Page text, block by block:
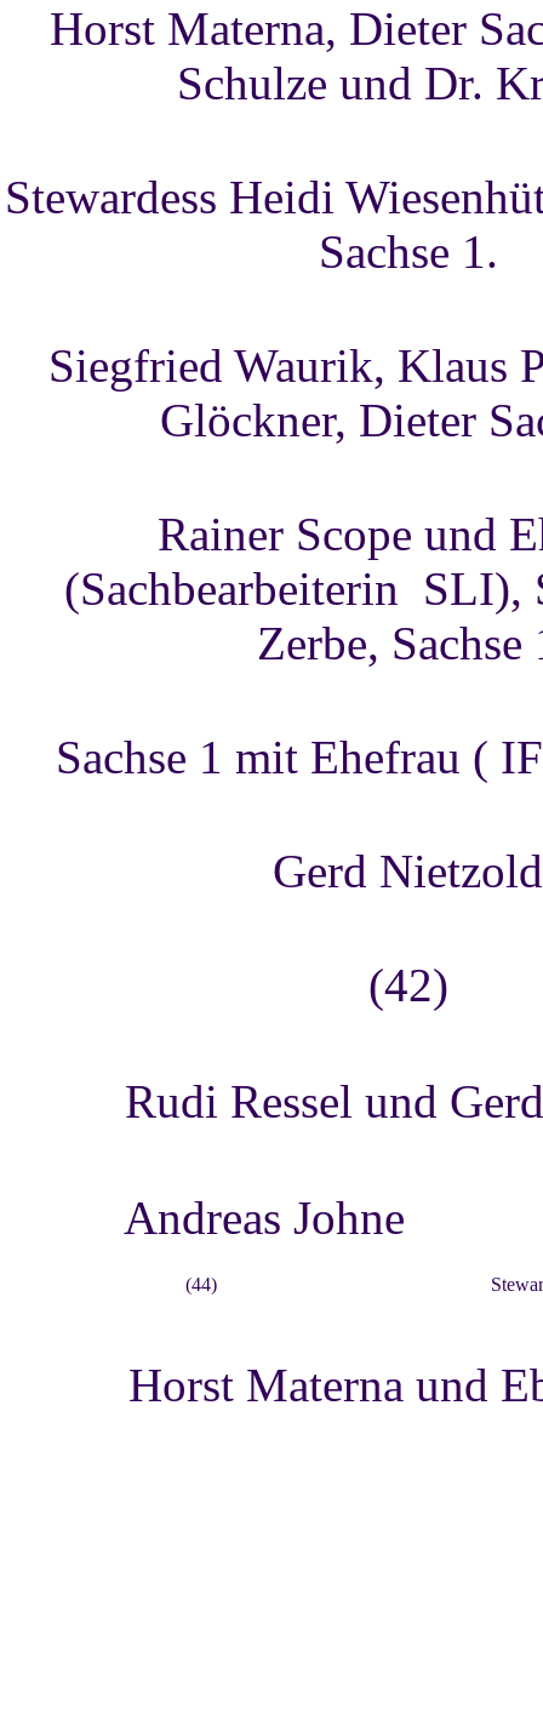
Horst Materna, Dieter
Schulze und Dr.
Stewardess Heidi
Sachse 1.
Siegfried Waurik, Klaus
Glöckner, Dieter
Rainer Scope und
(Sachbearbeiterin SLI),
Zerbe, Sachse
Sachse 1 mit Ehefrau (
Gerd Nietzold
(42)
Rudi Ressel und
Andreas Johne
(44)
Horst Materna und